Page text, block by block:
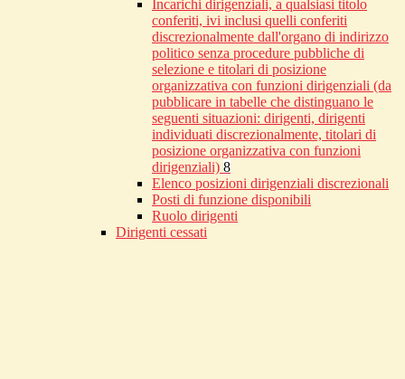
Incarichi dirigenziali, a qualsiasi titolo
conferiti, ivi inclusi quelli conferiti
discrezionalmente dall'organo di indirizzo
politico senza procedure pubbliche di
selezione e titolari di posizione
organizzativa con funzioni dirigenziali (da
pubblicare in tabelle che distinguano le
seguenti situazioni: dirigenti, dirigenti
individuati discrezionalmente, titolari di
posizione organizzativa con funzioni
dirigenziali) 8
Elenco posizioni dirigenziali discrezionali
Posti di funzione disponibili
Ruolo dirigenti
Dirigenti cessati